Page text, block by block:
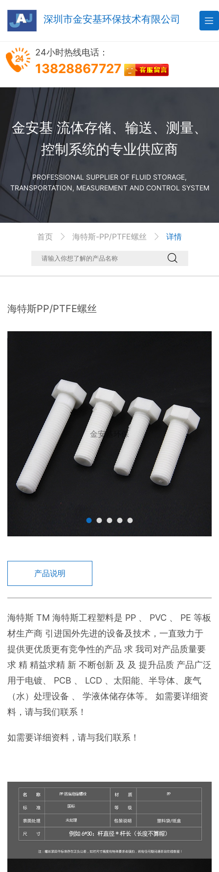
深圳市金安基环保技术有限公司 
24小时热线电话：
13828867727
金安基 流体存储、输送、测量、
控制系统的专业供应商
PROFESSIONAL SUPPLIER OF FLUID STORAGE,
TRANSPORTATION, MEASUREMENT AND CONTROL SYSTEM
首页  海特斯-PP/PTFE螺丝  详情

海特斯PP/PTFE螺丝
金安基环保
产品说明
海特斯 TM 海特斯工程塑料是 PP 、 PVC 、 PE 等板
材生产商 引进国外先进的设备及技术，一直致力于
提供更优质更有竞争性的产品 求 我司对产品质量要
求 精 精益求精 新 不断创新 及 及 提升品质 产品广泛
用于电镀、 PCB 、 LCD 、太阳能、半导体、废气
（水）处理设备 、 学液体储存体等。 如需要详细资
料，请与我们联系！
如需要详细资料，请与我们联系！